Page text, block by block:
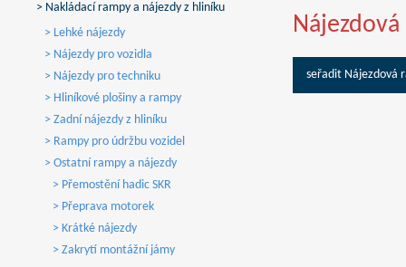
> Nakládací rampy a nájezdy z hliníku
> Lehké nájezdy
> Nájezdy pro vozidla
> Nájezdy pro techniku
> Hliníkové plošiny a rampy
> Zadní nájezdy z hliníku
> Rampy pro údržbu vozidel
> Ostatní rampy a nájezdy
> Přemostění hadic SKR
> Přeprava motorek
> Krátké nájezdy
> Zakrytí montážní jámy
seřadit Nájezdová